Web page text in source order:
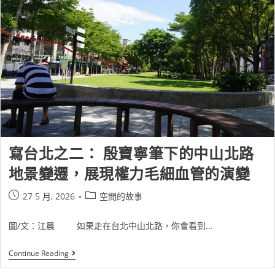
寫台北之二： 殷寶寧筆下的中山北路
地景變遷，展現權力毛細血管的演變
27 5 月, 2026 空間的故事
圖/文：江晨 如果走在台北中山北路，你會看到...
Continue Reading